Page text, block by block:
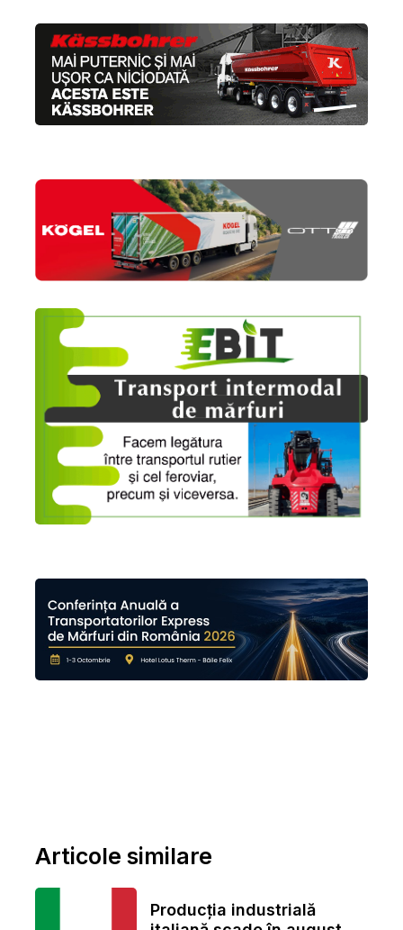
Articole similare
Producția industrială